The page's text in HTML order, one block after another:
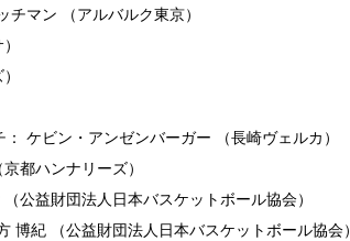
マン （アルバルク東京）
ケビン・アンゼンバーガー （長崎ヴェルカ）
都ハンナリーズ）
公益財団法人日本バスケットボール協会）
博紀 （公益財団法人日本バスケットボール協会）